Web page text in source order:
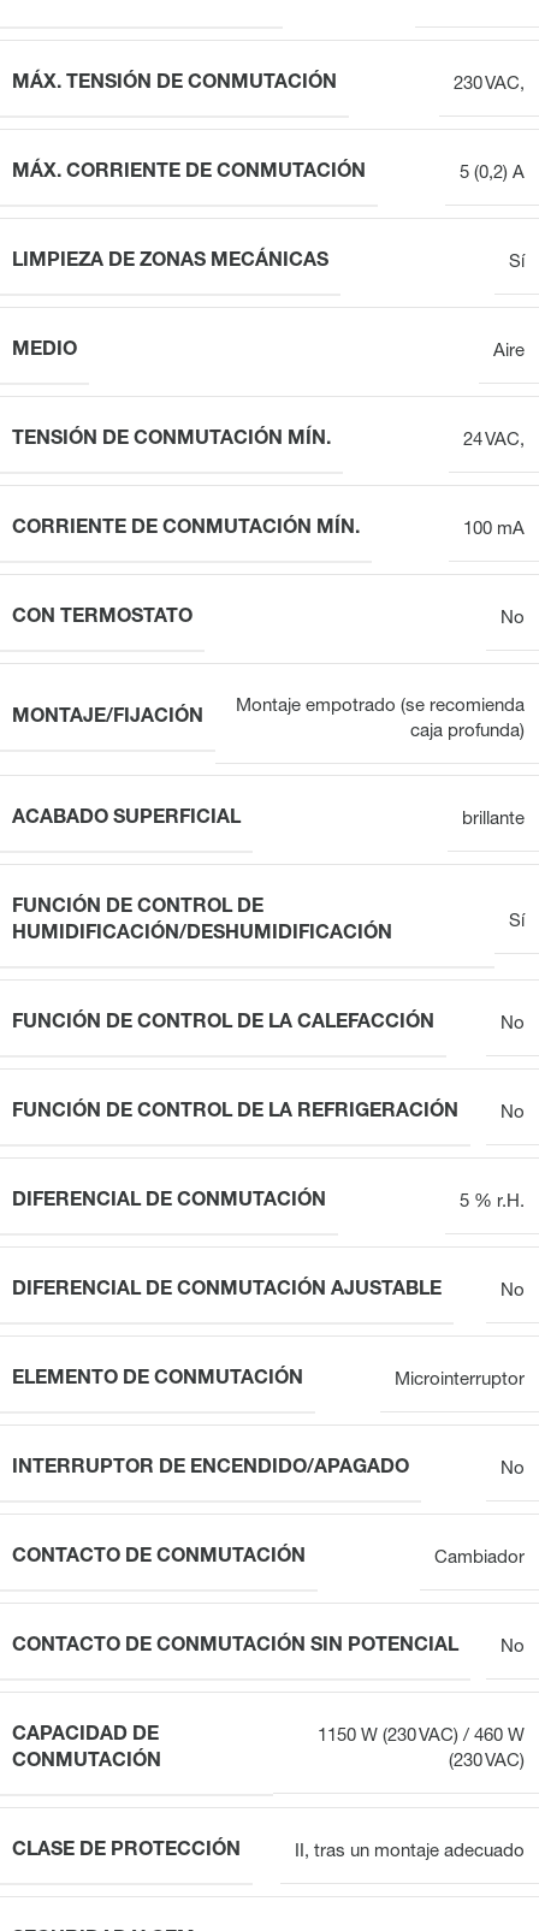
MÁX. TENSIÓN DE CONMUTACIÓN 230 VAC,
MÁX. CORRIENTE DE CONMUTACIÓN 5 (0,2) A
LIMPIEZA DE ZONAS MECÁNICAS Sí
MEDIO Aire
TENSIÓN DE CONMUTACIÓN MÍN. 24 VAC,
CORRIENTE DE CONMUTACIÓN MÍN. 100 mA
CON TERMOSTATO No
MONTAJE/FIJACIÓN
Montaje empotrado (se recomienda
caja profunda)
ACABADO SUPERFICIAL brillante
FUNCIÓN DE CONTROL DE
HUMIDIFICACIÓN/DESHUMIDIFICACIÓN
Sí
FUNCIÓN DE CONTROL DE LA CALEFACCIÓN No
FUNCIÓN DE CONTROL DE LA REFRIGERACIÓN No
DIFERENCIAL DE CONMUTACIÓN 5 % r.H.
DIFERENCIAL DE CONMUTACIÓN AJUSTABLE No
ELEMENTO DE CONMUTACIÓN Microinterruptor
INTERRUPTOR DE ENCENDIDO/APAGADO No
CONTACTO DE CONMUTACIÓN Cambiador
CONTACTO DE CONMUTACIÓN SIN POTENCIAL No
CAPACIDAD DE
CONMUTACIÓN
1150 W (230 VAC) / 460 W
(230 VAC)
CLASE DE PROTECCIÓN II, tras un montaje adecuado